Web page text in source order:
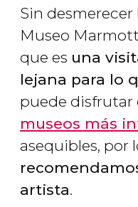
Sin desmerecer
Museo
que es una
lejana para lo
puede disfrutar
museos más
asequibles, por
artista.